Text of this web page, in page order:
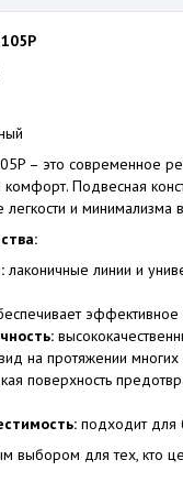
– это современное
комфорт. Подвесная
и минимализма
лаконичные линии и
на протяжении многих
поверхность
подходит для
выбором для тех, кто